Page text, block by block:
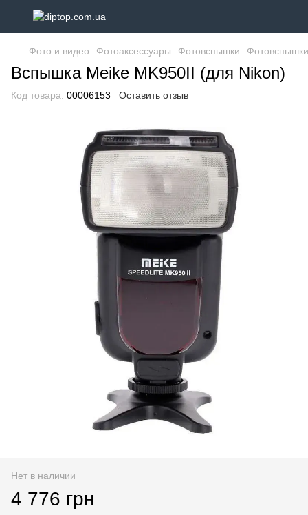
Фото и видео Фотоаксессуары Фотовспышки
Вспышка Meike MK950II (для Nikon)
Код товара: 00006153 Оставить отзыв
Нет в наличии
4 776 грн